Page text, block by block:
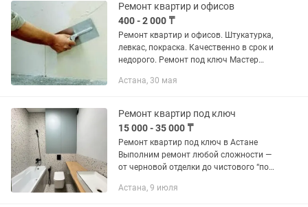
Ремонт квартир и офисов
400 - 2 000 ₸
Ремонт квартир и офисов. Штукатурка,
левкас, покраска. Качественно в срок и
недорого. Ремонт под ключ Мастер
Астана, 30 мая
Ремонт квартир под ключ
15 000 - 35 000 ₸
Ремонт квартир под ключ в Астане
Выполним ремонт любой сложности —
от черновой отделки до чистового “под
🔹 Бригада из 4 мастеров (опыт более
Астана, 9 июля